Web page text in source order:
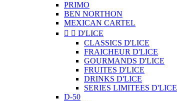
PRIMO
BEN NORTHON
MEXICAN CARTEL
  D'LICE
CLASSICS D'LICE
FRAICHEUR D'LICE
GOURMANDS D'LICE
FRUITES D'LICE
DRINKS D'LICE
SERIES LIMITEES D'LICE
D-50